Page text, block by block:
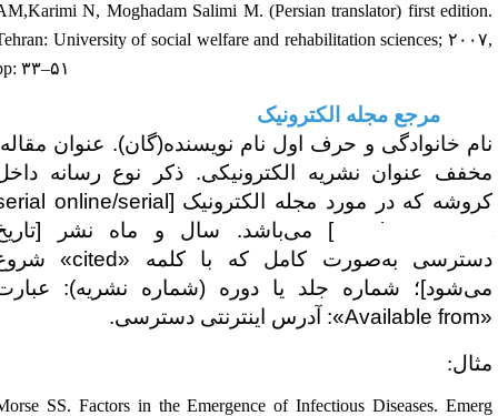
AM,Karimi N, Moghadam Salimi M. (Persian translator) first
Tehran: University of social welfare and rehabilitation sciences; ۲۰۰۷
pp:۳۳–۵۱
خانوادگی و حرف اول نام نویسنده(گان). عنوان مقاله.
عنوان نشریه الکترونیکی. ذکر نوع رسانه داخل
که در مورد مجله الکترونیک [ serial online/serial
on the
] می‌باشد. سال و ماه نشر [تاریخ
به‌صورت کامل که با کلمه « cited» شروع
شماره جلد یا دوره (شماره نشریه): عبارت
Available from»: آدرس اینترنتی دسترسی.
Morse SS. Factors in the Emergence of Infectious Diseases.